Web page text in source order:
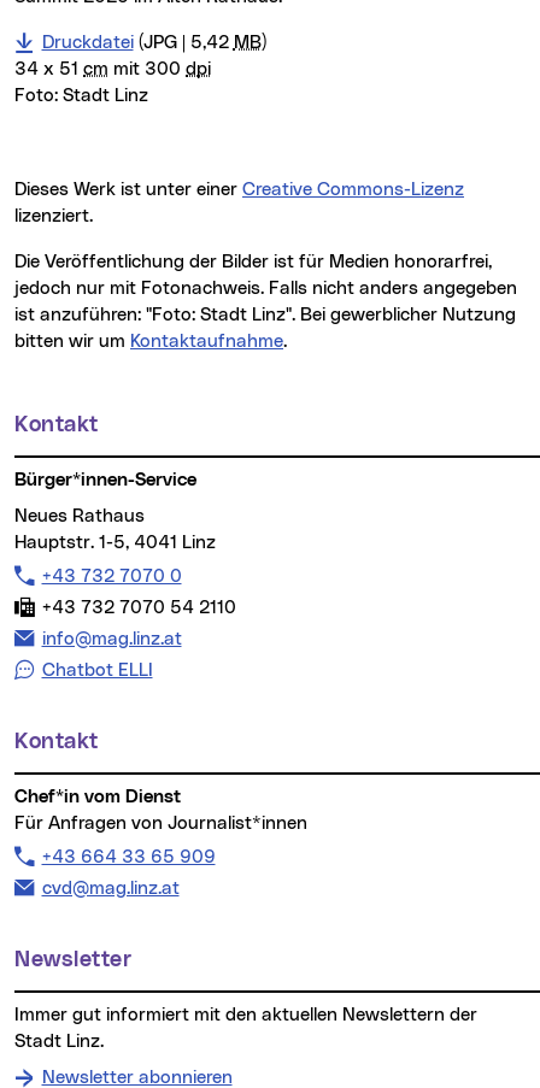
Druckdatei(JPG | 5,42 MB)
34 x 51 cm mit 300 dpi
Foto: Stadt Linz
Dieses Werk ist unter einer Creative Commons-Lizenz
lizenziert.
Die Veröffentlichung der Bilder ist für Medien honorarfrei,
jedoch nur mit Fotonachweis. Falls nicht anders angegeben
ist anzuführen: "Foto: Stadt Linz". Bei gewerblicher Nutzung
bitten wir um Kontaktaufnahme.
Weitere Informationen
Kontakt
Bürger*innen-Service
Neues Rathaus
Hauptstr. 1-5, 4041 Linz
Telefon:
+43 732 7070 0
Fax:
+43 732 7070 54 2110
E-Mail Adresse:
info@mag.linz.at
Chatbot ELLI
Kontakt
Chef*in vom Dienst
Für Anfragen von Journalist*innen
Telefon:
+43 664 33 65 909
E-Mail Adresse:
cvd@mag.linz.at
Newsletter
Stadt Linz.
Newsletter abonnieren